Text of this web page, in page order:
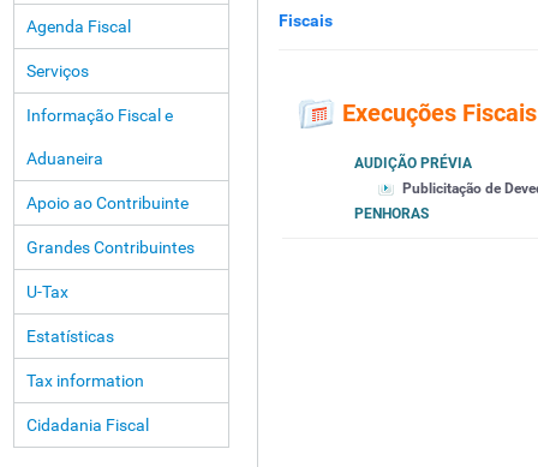
Agenda Fiscal
Serviços
Informação Fiscal e
Aduaneira
Apoio ao Contribuinte
Grandes Contribuintes
U-Tax
Estatísticas
Tax information
Cidadania Fiscal
Fiscais
Execuções Fiscais
AUDIÇÃO PRÉVIA
Publicitação de
PENHORAS